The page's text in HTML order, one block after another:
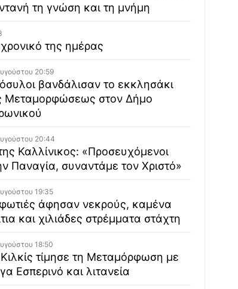
τη γνώση και τη μνήμη
της ημέρας
20:59
βανδάλισαν το εκκλησάκι
Μεταμορφώσεως στον Δήμο
20:44
Καλλίνικος: «Προσευχόμενοι
Παναγία, συναντάμε τον Χριστό»
19:35
άφησαν νεκρούς, καμένα
και χιλιάδες στρέμματα στάχτη
18:50
τίμησε τη Μεταμόρφωση με
Εσπερινό και λιτανεία